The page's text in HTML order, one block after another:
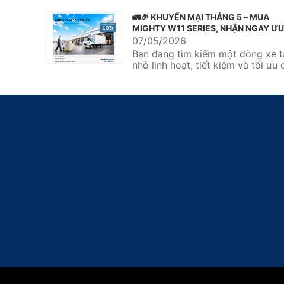
🚛🎉 KHUYẾN MẠI THÁNG 5 – MUA
MIGHTY W11 SERIES, NHẬN NGAY
DỊCH VỤ 10 TRIỆU 🎉🚛
07/05/2026
Bạn đang tìm kiếm một dòng xe
nhỏ linh hoạt, tiết kiệm và tối ưu